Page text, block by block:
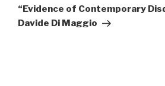
successivo
“Evidence of Contemporary
Davide Di Maggio